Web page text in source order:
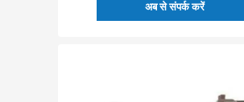
अब से संपर्क करें